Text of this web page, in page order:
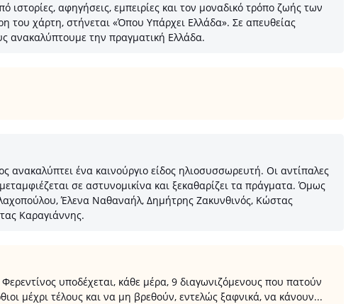
αφηγήσεις, εμπειρίες και τον μοναδικό τρόπο ζωής των
του χάρτη, στήνεται «Όπου Υπάρχει Ελλάδα». Σε απευθείας
ανακαλύπτουμε την πραγματική Ελλάδα.
ανακαλύπτει ένα καινούργιο είδος ηλιοσυσσωρευτή. Οι αντίπαλες
σε αστυνομικίνα και ξεκαθαρίζει τα πράγματα. Όμως
Έλενα Ναθαναήλ, Δημήτρης Ζακυνθινός, Κώστας
Καραγιάννης.
υποδέχεται, κάθε μέρα, 9 διαγωνιζόμενους που πατούν
μέχρι τέλους και να μη βρεθούν, εντελώς ξαφνικά, να κάνουν...